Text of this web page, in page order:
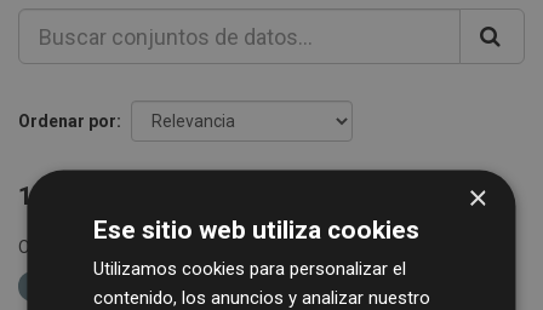
Ordenar por
1 conjunto de datos encontrado
Organizaciones:
subvenciones
diputación de salamanca
×
Ese sitio web utiliza cookies
Utilizamos cookies para personalizar el
contenido, los anuncios y analizar nuestro